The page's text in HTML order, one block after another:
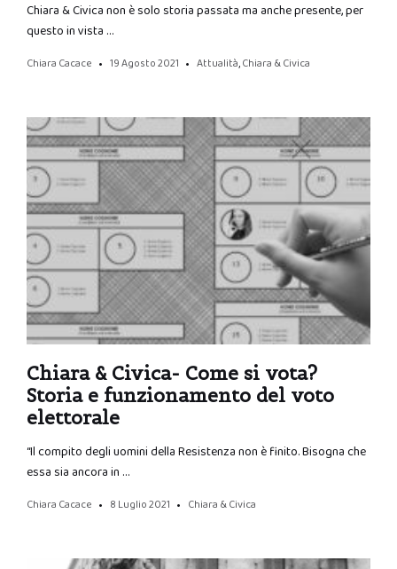
Chiara & Civica non è solo storia passata ma anche presente, per
questo in vista …
Chiara Cacace 19 Agosto 2021 Attualità,Chiara & Civica
Chiara & Civica- Come si vota?
Storia e funzionamento del voto
elettorale
“Il compito degli uomini della Resistenza non è finito. Bisogna che
essa sia ancora in …
Chiara Cacace 8 Luglio 2021 Chiara & Civica